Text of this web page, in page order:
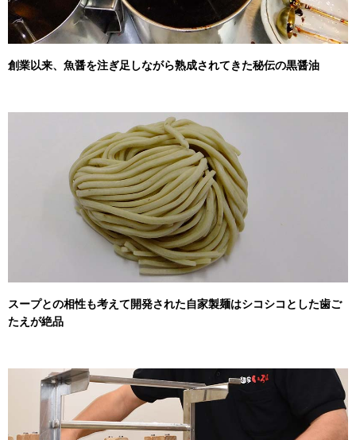
創業以来、魚醤を注ぎ足しながら熟成されてきた秘伝の黒醤油
スープとの相性も考えて開発された自家製麺はシコシコとした歯ご
たえが絶品